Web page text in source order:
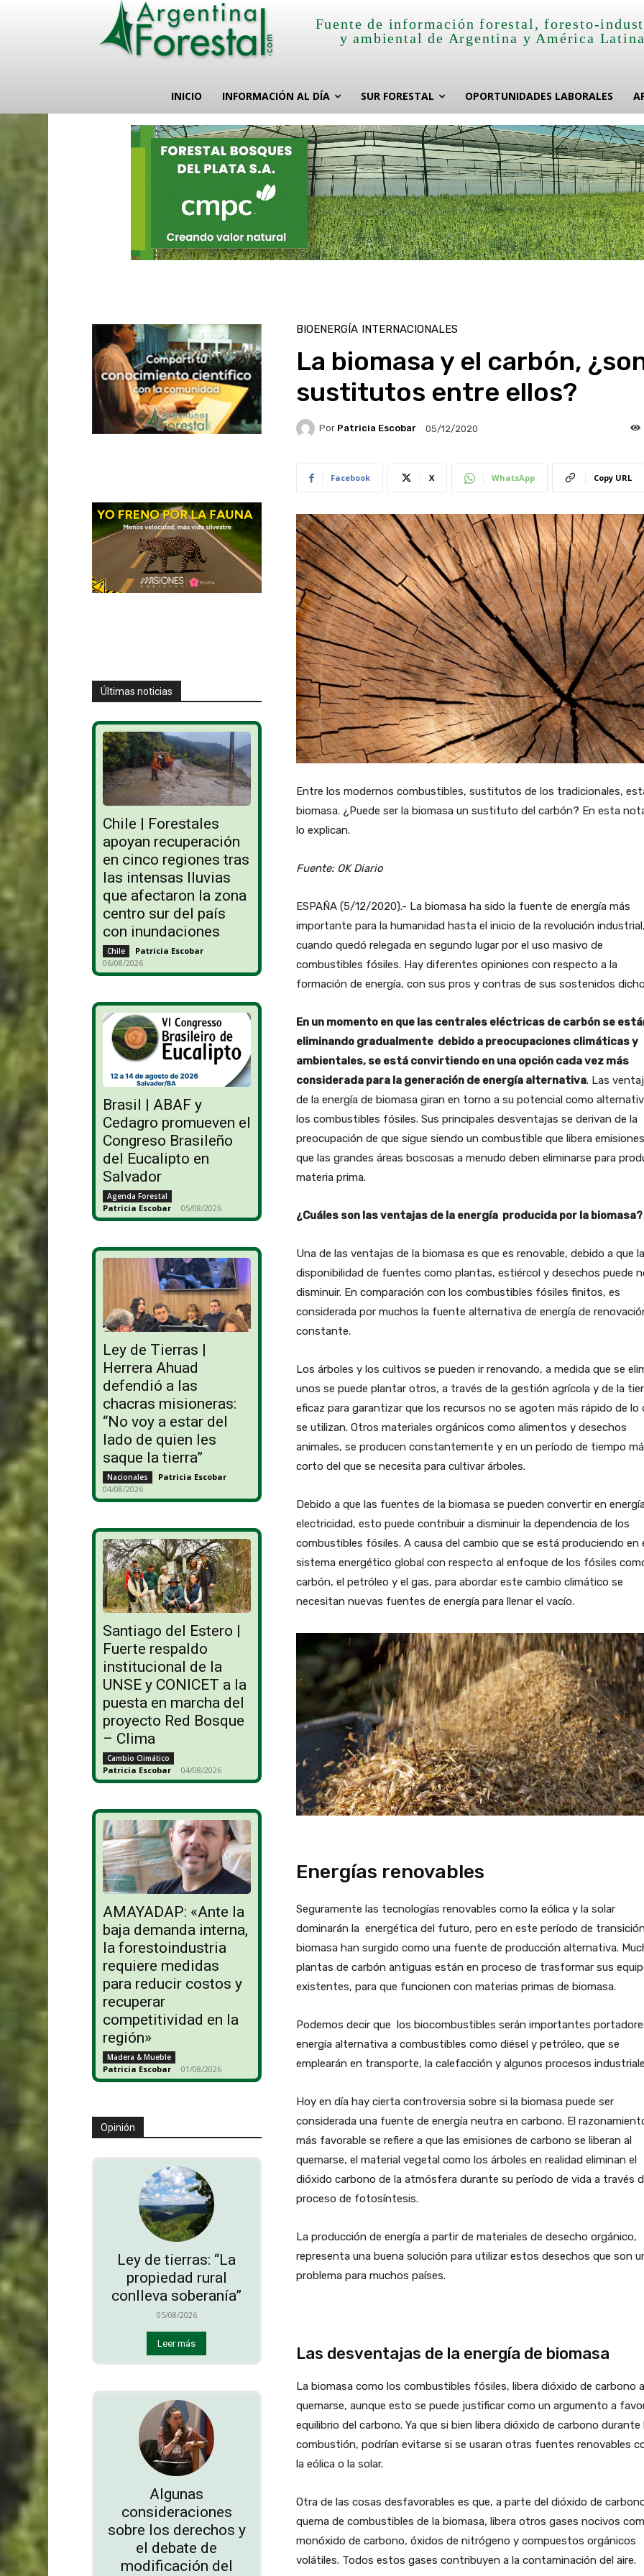
Fuente de información forestal, foresto-
y ambiental de Argentina y América
INICIO INFORMACIÓN AL DÍA SUR FORESTAL OPORTUNIDADES LABORALES
Últimas noticias
Chile | Forestales
apoyan recuperación
en cinco regiones tras
las intensas lluvias
que afectaron la zona
centro sur del país
con inundaciones
Chile Patricia Escobar -
06/08/2026
Brasil | ABAF y
Cedagro promueven el
Congreso Brasileño
del Eucalipto en
Salvador
Agenda Forestal
Patricia Escobar - 05/08/2026
Ley de Tierras |
Herrera Ahuad
defendió a las
chacras misioneras:
“No voy a estar del
lado de quien les
saque la tierra”
Nacionales Patricia Escobar -
04/08/2026
Santiago del Estero |
Fuerte respaldo
institucional de la
UNSE y CONICET a la
puesta en marcha del
proyecto Red Bosque
– Clima
Cambio Climático
Patricia Escobar - 04/08/2026
AMAYADAP: «Ante la
baja demanda interna,
la forestoindustria
requiere medidas
para reducir costos y
recuperar
competitividad en la
región»
Madera & Mueble
Patricia Escobar - 01/08/2026
Opinión
Ley de tierras: “La
propiedad rural
conlleva soberanía”
05/08/2026
Leer más
Algunas
consideraciones
sobre los derechos y
el debate de
modificación del
BIOENERGÍA INTERNACIONALES
La biomasa y el carbón,
sustitutos entre ellos?
Por Patricia Escobar 05/12/2020
Facebook X WhatsApp Copy URL
Entre los modernos combustibles, sustitutos de los tradicionales,
biomasa. ¿Puede ser la biomasa un sustituto del carbón? En esta
lo explican.
Fuente: OK Diario
ESPAÑA (5/12/2020).- La biomasa ha sido la fuente de energía más
importante para la humanidad hasta el inicio de la revolución
cuando quedó relegada en segundo lugar por el uso masivo de
combustibles fósiles. Hay diferentes opiniones con respecto a la
formación de energía, con sus pros y contras de sus sostenidos
En un momento en que las centrales eléctricas de carbón se
eliminando gradualmente debido a preocupaciones climáticas y
ambientales, se está convirtiendo en una opción cada vez más
considerada para la generación de energía alternativa. Las
de la energía de biomasa giran en torno a su potencial como
los combustibles fósiles. Sus principales desventajas se derivan de la
preocupación de que sigue siendo un combustible que libera
que las grandes áreas boscosas a menudo deben eliminarse para
materia prima.
¿Cuáles son las ventajas de la energía producida por la biomasa?
Una de las ventajas de la biomasa es que es renovable, debido a que la
disponibilidad de fuentes como plantas, estiércol y desechos puede
disminuir. En comparación con los combustibles fósiles finitos, es
considerada por muchos la fuente alternativa de energía de
constante.
Los árboles y los cultivos se pueden ir renovando, a medida que se
unos se puede plantar otros, a través de la gestión agrícola y de la
eficaz para garantizar que los recursos no se agoten más rápido de lo
se utilizan. Otros materiales orgánicos como alimentos y desechos
animales, se producen constantemente y en un período de tiempo
corto del que se necesita para cultivar árboles.
Debido a que las fuentes de la biomasa se pueden convertir en
electricidad, esto puede contribuir a disminuir la dependencia de los
combustibles fósiles. A causa del cambio que se está produciendo en
sistema energético global con respecto al enfoque de los fósiles
carbón, el petróleo y el gas, para abordar este cambio climático se
necesitan nuevas fuentes de energía para llenar el vacío.
Energías renovables
Seguramente las tecnologías renovables como la eólica y la solar
dominarán la energética del futuro, pero en este período de
biomasa han surgido como una fuente de producción alternativa.
plantas de carbón antiguas están en proceso de trasformar sus
existentes, para que funcionen con materias primas de biomasa.
Podemos decir que los biocombustibles serán importantes
energía alternativa a combustibles como diésel y petróleo, que se
emplearán en transporte, la calefacción y algunos procesos
Hoy en día hay cierta controversia sobre si la biomasa puede ser
considerada una fuente de energía neutra en carbono. El
más favorable se refiere a que las emisiones de carbono se liberan al
quemarse, el material vegetal como los árboles en realidad eliminan el
dióxido carbono de la atmósfera durante su período de vida a través
proceso de fotosíntesis.
La producción de energía a partir de materiales de desecho orgánico,
representa una buena solución para utilizar estos desechos que son
problema para muchos países.
Las desventajas de la energía de biomasa
La biomasa como los combustibles fósiles, libera dióxido de carbono
quemarse, aunque esto se puede justificar como un argumento a
equilibrio del carbono. Ya que si bien libera dióxido de carbono durante
combustión, podrían evitarse si se usaran otras fuentes renovables
la eólica o la solar.
Otra de las cosas desfavorables es que, a parte del dióxido de
quema de combustibles de la biomasa, libera otros gases nocivos
monóxido de carbono, óxidos de nitrógeno y compuestos orgánicos
volátiles. Todos estos gases contribuyen a la contaminación del aire.